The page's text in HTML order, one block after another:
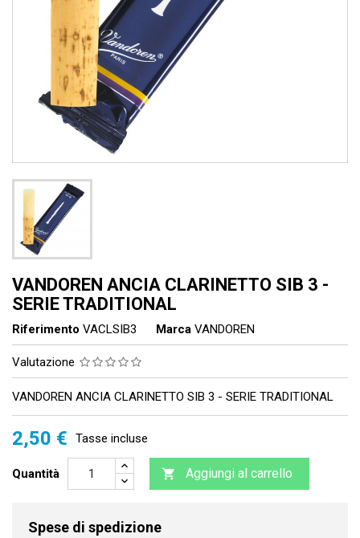
VANDOREN ANCIA CLARINETTO SIB 3 -
SERIE TRADITIONAL
Riferimento VACLSIB3 Marca VANDOREN
Valutazione
VANDOREN ANCIA CLARINETTO SIB 3 - SERIE TRADITIONAL
2,50 € Tasse incluse
Quantità  Aggiungi al carrello
Spese di spedizione